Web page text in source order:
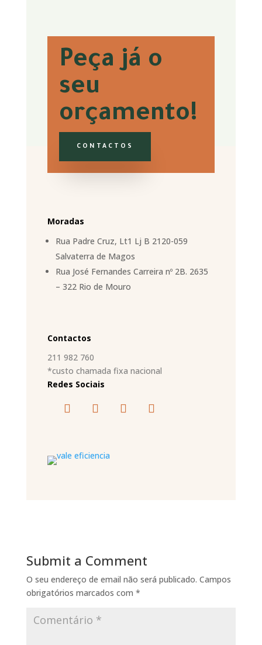
Peça já o
seu
orçamento!
CONTACTOS
Moradas
Rua Padre Cruz, Lt1 Lj B 2120-059
Salvaterra de Magos
Rua José Fernandes Carreira nº 2B. 2635
– 322 Rio de Mouro
Contactos
211 982 760
*custo chamada fixa nacional
Redes Sociais
Submit a Comment
O seu endereço de email não será publicado. Campos
obrigatórios marcados com *